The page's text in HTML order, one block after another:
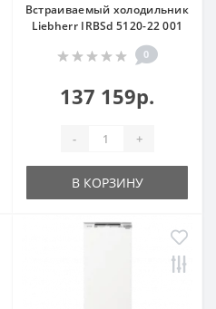
Встраиваемый холодильник
Liebherr IRBSd 5120-22 001
0
137 159р.
- +
В КОРЗИНУ